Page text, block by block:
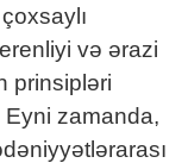
və ərazi
prinsipləri
Eyni zamanda,